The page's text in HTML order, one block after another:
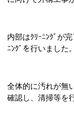
内部はｸﾘｰﾆﾝｸﾞが
ﾆﾝｸﾞを行いました。
全体的に汚れが無
確認し、清掃等を